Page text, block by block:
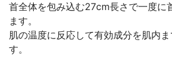
首全体を包み込む27cm長さで一度に
ます。
肌の温度に反応して有効成分を肌内
す。